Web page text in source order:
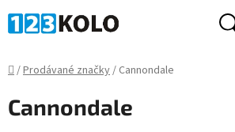
na
Domů
/Prodávané značky/ Cannondale
Cannondale